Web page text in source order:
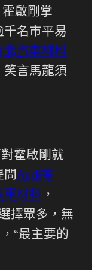
啟剛掌
千名市平易
北汽車材料
笑言馬龍須
霍啟剛就
問Audi零
車材料 ，
擇眾多，無
“最主要的